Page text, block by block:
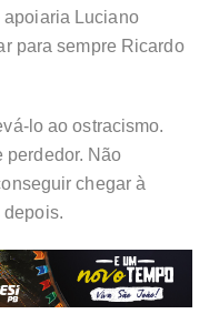
apoiaria Luciano
para sempre Ricardo
lo ao ostracismo.
perdedor. Não
chegar à
depois.